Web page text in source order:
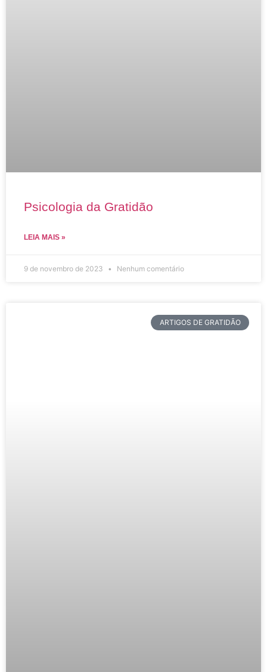
Psicologia da Gratidão
LEIA MAIS »
9 de novembro de 2023 Nenhum comentário
ARTIGOS DE GRATIDÃO